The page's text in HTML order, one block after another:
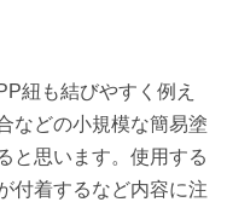
紐も結びやすく例え
などの小規模な簡易塗
と思います。使用する
付着するなど内容に注